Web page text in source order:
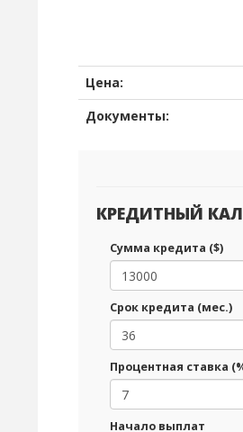
Цена:
Документы:
КРЕДИТНЫЙ
Сумма кредита ($)
Срок кредита (мес.)
Процентная ставка
Начало выплат